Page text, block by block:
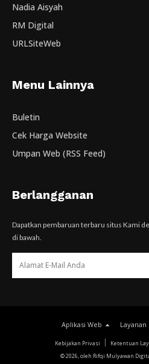
Nadia Aisyah
RM Digital
URLSiteWeb
Menu Lainnya
Buletin
Cek Harga Website
Umpan Web (RSS Feed)
Berlangganan
Dapatkan pembaruan terbaru situs Kami
di bawah.
Aplikasi Web Layanan
Kebijakan Privasi Ketentuan
© 2026, oleh Rifqi Mulyawan